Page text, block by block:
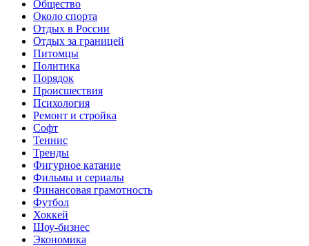
Общество
Около спорта
Отдых в России
Отдых за границей
Питомцы
Политика
Порядок
Происшествия
Психология
Ремонт и стройка
Софт
Теннис
Тренды
Фигурное катание
Фильмы и сериалы
Финансовая грамотность
Футбол
Хоккей
Шоу-бизнес
Экономика